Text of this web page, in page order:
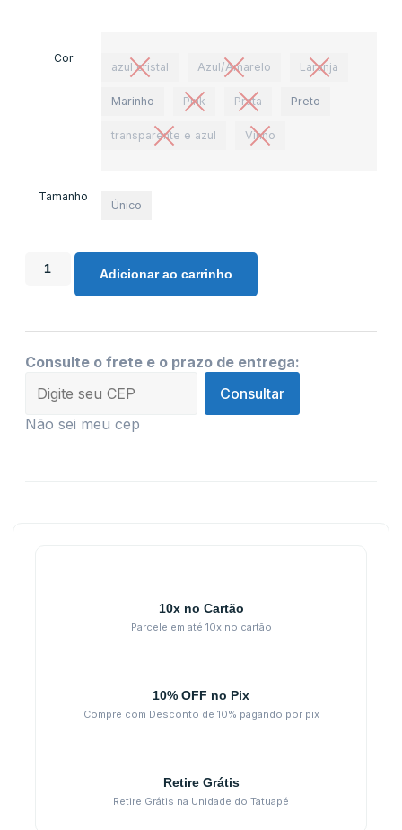
Cor
azul cristal Azul/Amarelo Laranja
Marinho Pink Prata Preto
transparente e azul Vinho
Tamanho
Único
Adicionar ao carrinho
Consulte o frete e o prazo de entrega:
Consultar
Não sei meu cep
10x no Cartão
Parcele em até 10x no cartão
10% OFF no Pix
Compre com Desconto de 10% pagando por pix
Retire Grátis
Retire Grátis na Unidade do Tatuapé